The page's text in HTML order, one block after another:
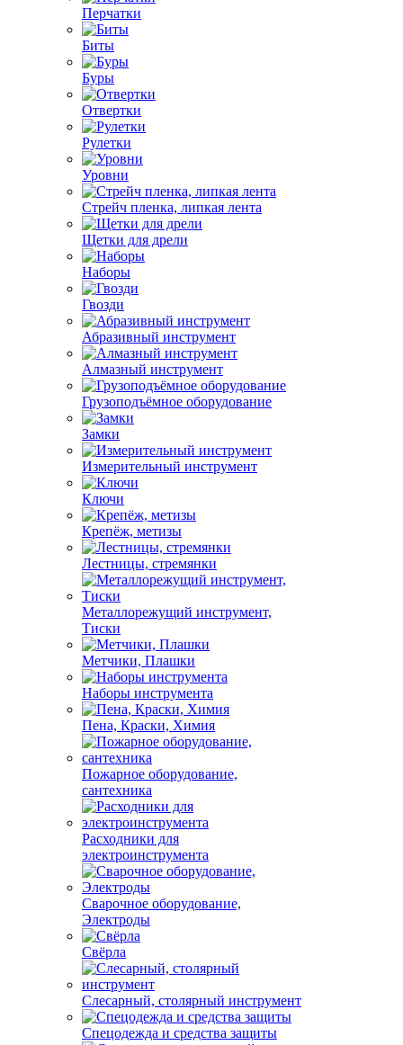
Перчатки
Биты
Буры
Отвертки
Рулетки
Уровни
Стрейч пленка, липкая лента
Щетки для дрели
Наборы
Гвозди
Абразивный инструмент
Алмазный инструмент
Грузоподъёмное оборудование
Замки
Измерительный инструмент
Ключи
Крепёж, метизы
Лестницы, стремянки
Металлорежущий инструмент,
Тиски
Метчики, Плашки
Наборы инструмента
Пена, Краски, Химия
Пожарное оборудование,
сантехника
Расходники для
электроинструмента
Сварочное оборудование,
Электроды
Свёрла
Слесарный, столярный инструмент
Спецодежда и средства защиты